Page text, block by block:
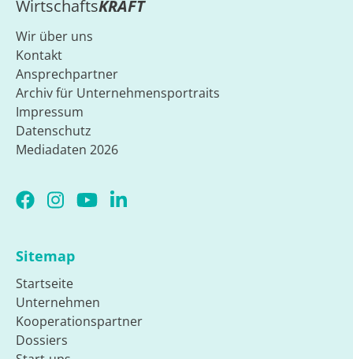
WirtschaftsKRAFT
Wir über uns
Kontakt
Ansprechpartner
Archiv für Unternehmensportraits
Impressum
Datenschutz
Mediadaten 2026
Sitemap
Startseite
Unternehmen
Kooperationspartner
Dossiers